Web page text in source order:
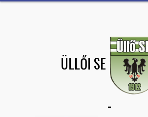
ÜLLŐI SE
-